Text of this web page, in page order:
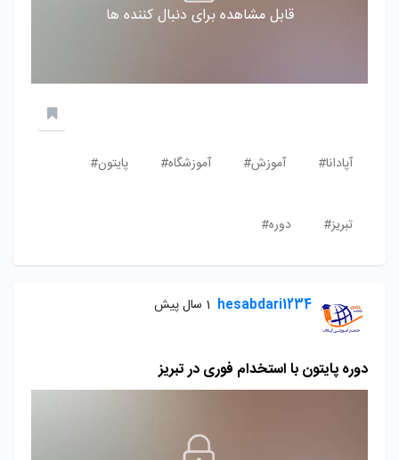
قابل مشاهده برای دنبال کننده ها
آپادانا# آموزش# آموزشگاه# پایتون#
تبریز# دوره#
hesabdari1234 1 سال پیش
دوره پایتون با استخدام فوری در تبریز